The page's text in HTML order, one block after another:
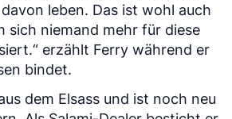
leben. Das ist wohl auch
sich niemand mehr für diese
erzählt Ferry während er
bindet.
dem Elsass und ist noch neu